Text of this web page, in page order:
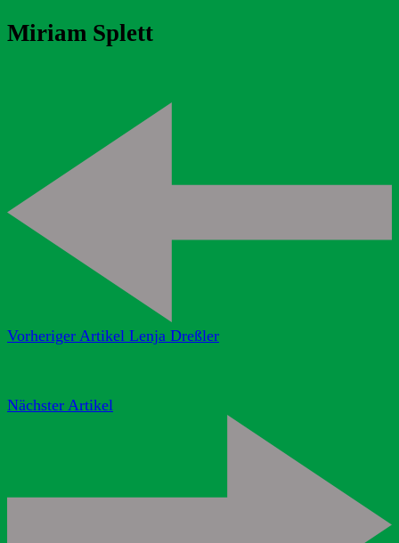
Miriam Splett
Vorheriger Artikel Lenja Dreßler
Nächster Artikel